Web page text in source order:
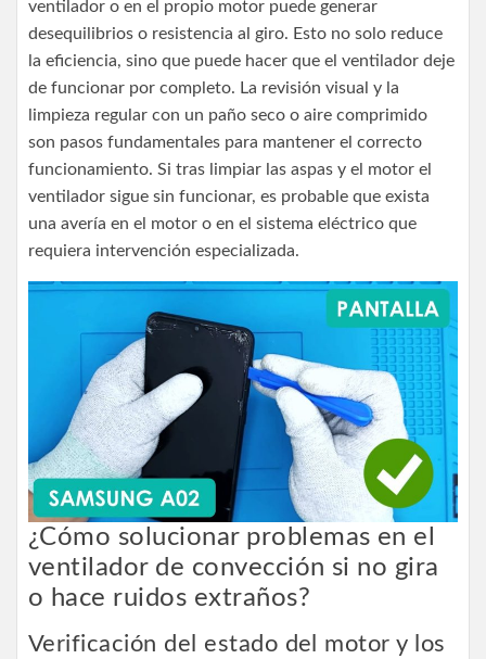
ventilador o en el propio motor puede generar
desequilibrios o resistencia al giro. Esto no solo reduce
la eficiencia, sino que puede hacer que el ventilador deje
de funcionar por completo. La revisión visual y la
limpieza regular con un paño seco o aire comprimido
son pasos fundamentales para mantener el correcto
funcionamiento. Si tras limpiar las aspas y el motor el
ventilador sigue sin funcionar, es probable que exista
una avería en el motor o en el sistema eléctrico que
requiera intervención especializada.
¿Cómo solucionar problemas en el
ventilador de convección si no gira
o hace ruidos extraños?
Verificación del estado del motor y los